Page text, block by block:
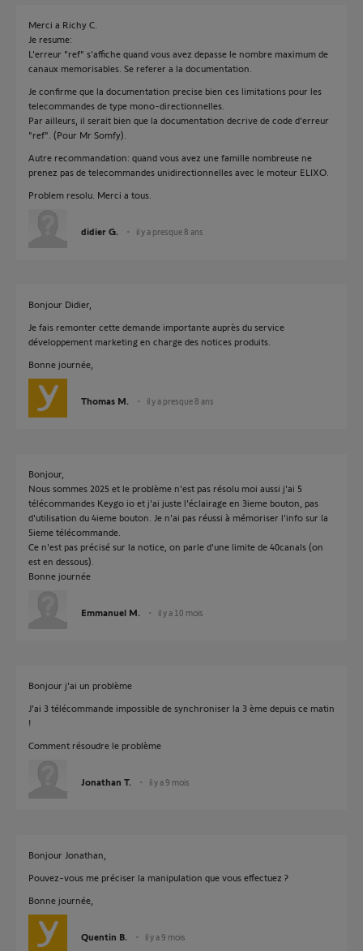
Merci a Richy C.
Je resume:
L'erreur "ref" s'affiche quand vous avez depasse le nombre maximum de
canaux memorisables. Se referer a la documentation.
Je confirme que la documentation precise bien ces limitations pour les
telecommandes de type mono-directionnelles.
Par ailleurs, il serait bien que la documentation decrive de code d'erreur
"ref". (Pour Mr Somfy).
Autre recommandation: quand vous avez une famille nombreuse ne
prenez pas de telecommandes unidirectionnelles avec le moteur ELIXO.
Problem resolu. Merci a tous.
didier G. il y a presque 8 ans
Bonjour Didier,
Je fais remonter cette demande importante auprès du service
développement marketing en charge des notices produits.
Bonne journée,
Thomas M. il y a presque 8 ans
Bonjour,
Nous sommes 2025 et le problème n'est pas résolu moi aussi j'ai 5
télécommandes Keygo io et j'ai juste l'éclairage en 3ieme bouton, pas
d'utilisation du 4ieme bouton. Je n'ai pas réussi à mémoriser l'info sur la
5ieme télécommande.
Ce n'est pas précisé sur la notice, on parle d'une limite de 40canals (on
est en dessous).
Bonne journée
Emmanuel M. il y a 10 mois
Bonjour j'ai un problème
J'ai 3 télécommande impossible de synchroniser la 3 ème depuis ce matin
!
Comment résoudre le problème
Jonathan T. il y a 9 mois
Bonjour Jonathan,
Pouvez-vous me préciser la manipulation que vous effectuez ?
Bonne journée,
Quentin B. il y a 9 mois